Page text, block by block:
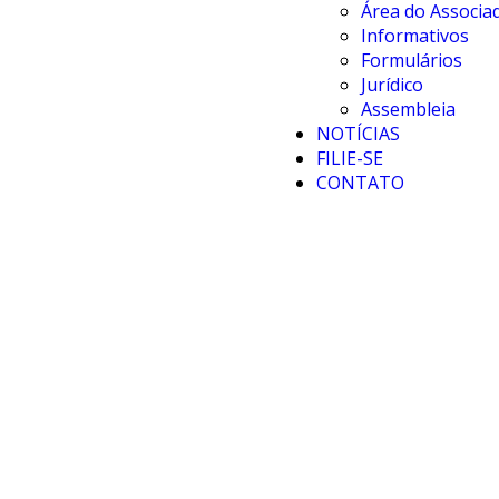
Área do
Informativos
Formulários
Jurídico
Assembleia
NOTÍCIAS
FILIE-SE
CONTATO